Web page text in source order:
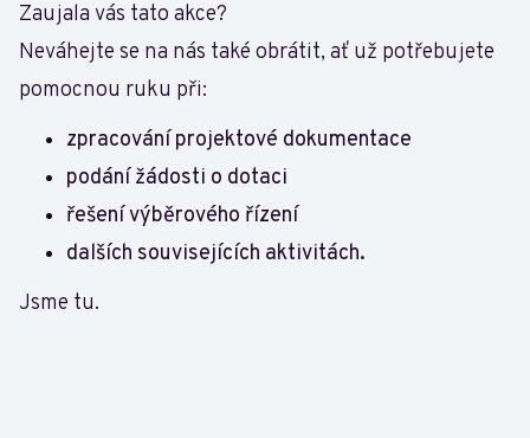
Zaujala vás tato akce?
Neváhejte se na nás také obrátit, ať už potřebujete
pomocnou ruku při:
zpracování projektové dokumentace
podání žádosti o dotaci
řešení výběrového řízení
dalších souvisejících aktivitách.
Jsme tu.